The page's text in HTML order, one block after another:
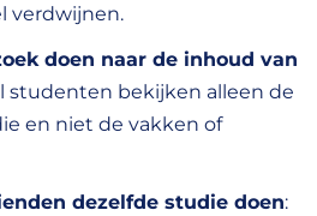
verdwijnen.
doen naar de inhoud van
studenten bekijken alleen de
en niet de vakken of
dezelfde studie doen: